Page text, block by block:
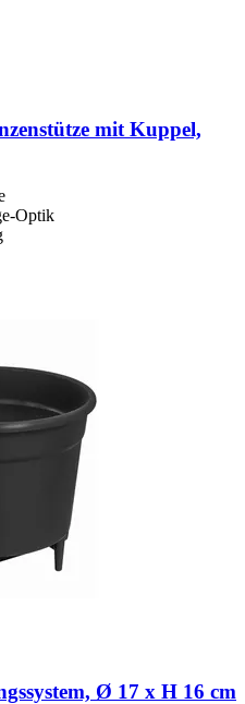
mit Kuppel,
Optik
Ø 17 x H 16 cm